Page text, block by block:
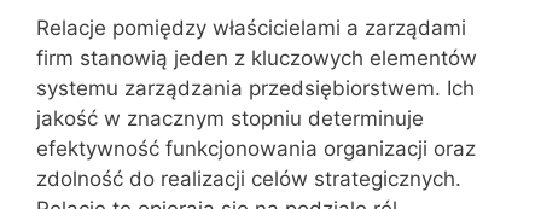
Relacje pomiędzy właścicielami a zarządami
firm stanowią jeden z kluczowych elementów
systemu zarządzania przedsiębiorstwem. Ich
jakość w znacznym stopniu determinuje
efektywność funkcjonowania organizacji oraz
zdolność do realizacji celów strategicznych.